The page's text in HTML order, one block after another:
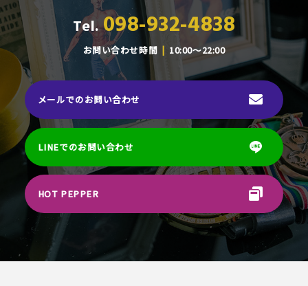
Tel.098-932-4838
お問い合わせ時間 10:00～22:00
メールでのお問い合わせ
LINEでのお問い合わせ
HOT PEPPER